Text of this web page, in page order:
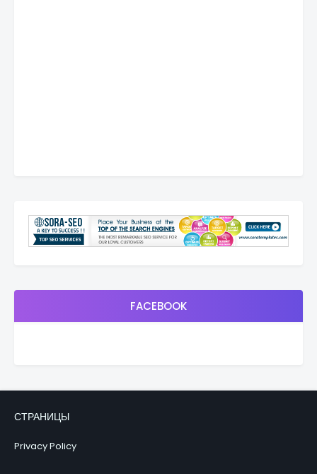
FACEBOOK
СТРАНИЦЫ
Privacy Policy